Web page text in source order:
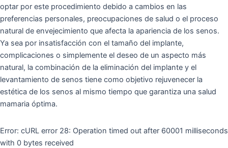
optar por este procedimiento debido a cambios en las
preferencias personales, preocupaciones de salud o el proceso
natural de envejecimiento que afecta la apariencia de los senos.
Ya sea por insatisfacción con el tamaño del implante,
complicaciones o simplemente el deseo de un aspecto más
natural, la combinación de la eliminación del implante y el
levantamiento de senos tiene como objetivo rejuvenecer la
estética de los senos al mismo tiempo que garantiza una salud
mamaria óptima.
Error: cURL error 28: Operation timed out after 60001 milliseconds
with 0 bytes received